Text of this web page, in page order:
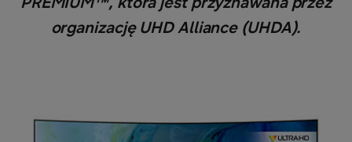
organizację UHD Alliance (UHDA).